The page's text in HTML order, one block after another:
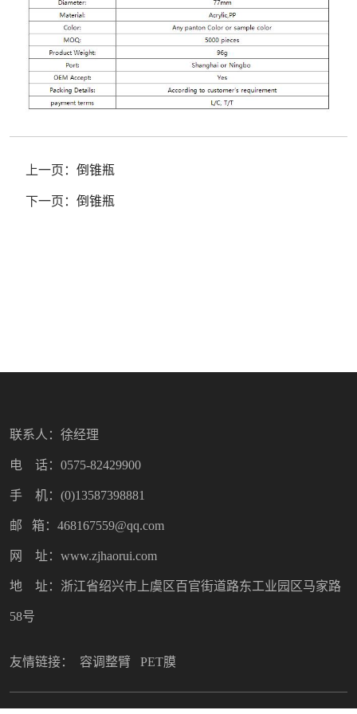
上一页： 倒锥瓶
下一页： 倒锥瓶
联系人：徐经理
电 话：0575-82429900
手 机：(0)13587398881
邮 箱：468167559@qq.com
网 址：www.zjhaorui.com
地 址：浙江省绍兴市上虞区百官街道路东工业园区马家路
58号
友情链接： 容调整臂 PET膜